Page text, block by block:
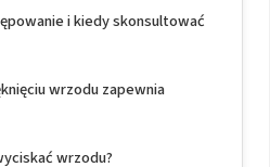
i kiedy skonsultować
wrzodu zapewnia
wrzodu?